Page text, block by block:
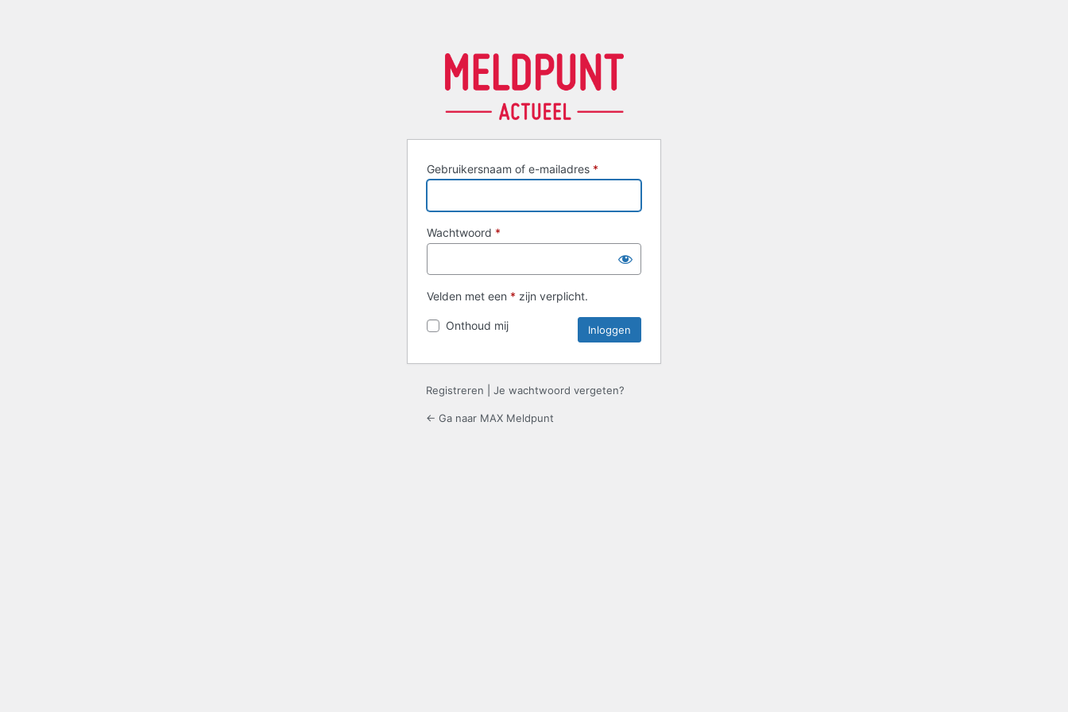
Gebruikersnaam of e-mailadres *
Wachtwoord *
Velden met een * zijn verplicht.
Onthoud mij
Registreren Je wachtwoord vergeten?
← Ga naar MAX Meldpunt